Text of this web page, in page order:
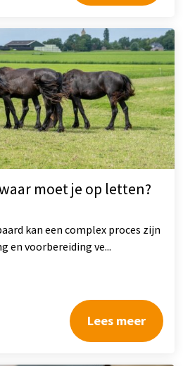
moet je op letten?
kan een complex proces zijn
en voorbereiding ve...
Lees meer